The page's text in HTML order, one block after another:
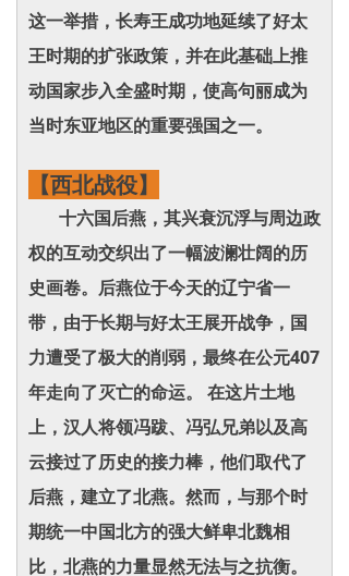
这一举措，长寿王成功地延续了好太
王时期的扩张政策，并在此基础上推
动国家步入全盛时期，使高句丽成为
当时东亚地区的重要强国之一。
【西北战役】
十六国后燕，其兴衰沉浮与周边政
权的互动交织出了一幅波澜壮阔的历
史画卷。后燕位于今天的辽宁省一
带，由于长期与好太王展开战争，国
力遭受了极大的削弱，最终在公元407
年走向了灭亡的命运。 在这片土地
上，汉人将领冯跋、冯弘兄弟以及高
云接过了历史的接力棒，他们取代了
后燕，建立了北燕。然而，与那个时
期统一中国北方的强大鲜卑北魏相
比，北燕的力量显然无法与之抗衡。